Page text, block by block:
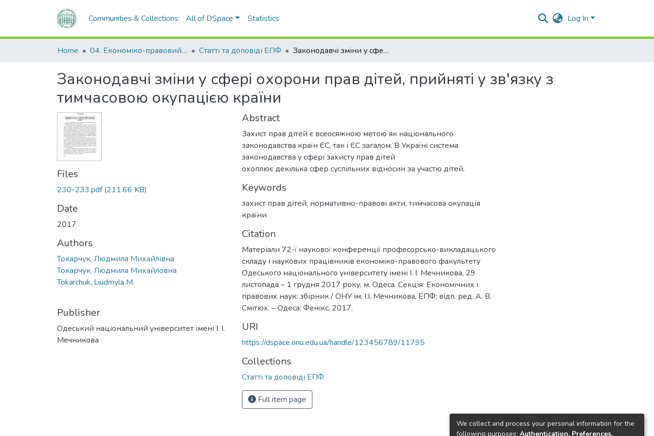
Communities & Collections All of DSpace Statistics Log In
Home 04. Економіко-правовий факультет Статті та доповіді ЕПФ Законодавчі зміни у сфері охорони прав дітей, прийняті у зв′язку з тимчасовою окупацією країни
Законодавчі зміни у сфері охорони прав дітей, прийняті у зв′язку з
тимчасовою окупацією країни
Files
230-233.pdf(211.66 KB)
Date
2017
Authors
Токарчук, Людмила Михайлівна
Токарчук, Людмила Михайловна
Tokarchuk, Liudmyla M.
Publisher
Одеський національний університет імені І. І.
Мечникова
Abstract
Захист прав дітей є всеосяжною метою як національного
законодавства країн ЄС, так і ЄС загалом. В Україні система
законодавства у сфері захисту прав дітей
охоплює декілька сфер суспільних відносин за участю дітей.
Keywords
захист прав дітей, нормативно-правові акти, тимчасова окупація
країни
Citation
Матеріали 72-ї наукової конференції професорсько-викладацького
складу і наукових працівників економіко-правового факультету
Одеського національного університету імені І. І. Мечникова, 29
листопада – 1 грудня 2017 року, м. Одеса. Секція: Економічних і
правових наук: збірник / ОНУ ім. І.І. Мечникова, ЕПФ; відп. ред. А. В.
Смітюх. – Одеса: Фенікс, 2017.
URI
https://dspace.onu.edu.ua/handle/123456789/11795
Collections
Статті та доповіді ЕПФ
Full item page
We collect and process your personal information for the
following purposes: Authentication, Preferences,